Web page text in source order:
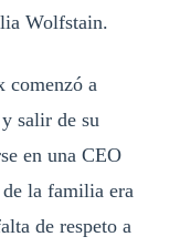
Wolfstain.
comenzó a
salir de su
en una CEO
la familia era
de respeto a